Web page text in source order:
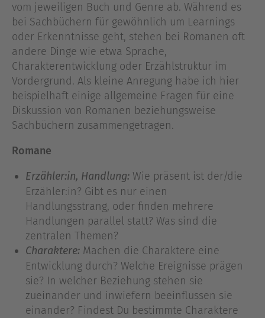
vom jeweiligen Buch und Genre ab. Während es
bei Sachbüchern für gewöhnlich um Learnings
oder Erkenntnisse geht, stehen bei Romanen oft
andere Dinge wie etwa Sprache,
Charakterentwicklung oder Erzählstruktur im
Vordergrund. Als kleine Anregung habe ich hier
beispielhaft einige allgemeine Fragen für eine
Diskussion von Romanen beziehungsweise
Sachbüchern zusammengetragen.
Romane
Erzähler:in, Handlung: Wie präsent ist der/die
Erzähler:in? Gibt es nur einen
Handlungsstrang, oder finden mehrere
Handlungen parallel statt? Was sind die
zentralen Themen?
Charaktere: Machen die Charaktere eine
Entwicklung durch? Welche Ereignisse prägen
sie? In welcher Beziehung stehen sie
zueinander und inwiefern beeinflussen sie
einander? Findest Du bestimmte Charaktere